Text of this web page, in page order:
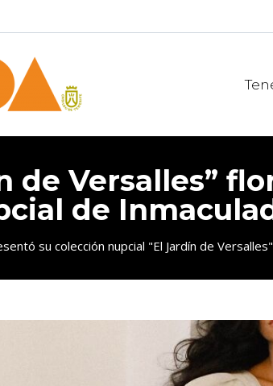
de Versalles”
de
su colección nupcial "El Jardín de